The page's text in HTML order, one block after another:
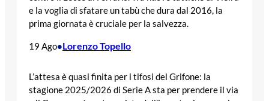
e la voglia di sfatare un tabù che dura dal 2016, la
prima giornata è cruciale per la salvezza.
19 Ago•Lorenzo Topello
L’attesa è quasi finita per i tifosi del Grifone: la
stagione 2025/2026 di Serie A sta per prendere il via